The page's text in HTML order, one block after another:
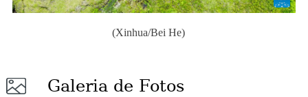
(Xinhua/Bei He)
Galeria de Fotos